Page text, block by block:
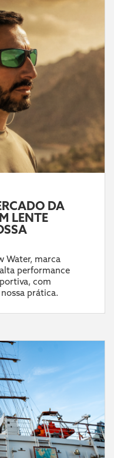
DA
LENTE
Water, marca
performance
com
prática.